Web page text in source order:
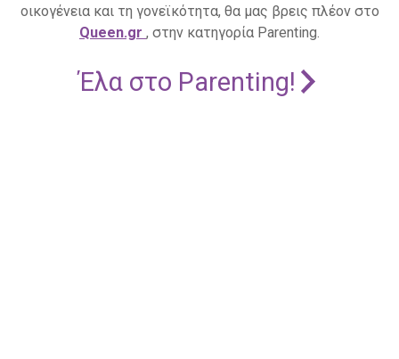
οικογένεια και τη γονεϊκότητα, θα μας βρεις πλέον στο
Queen.gr , στην κατηγορία Parenting.
Έλα στο Parenting!